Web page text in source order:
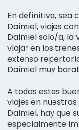
En definitiva, sea
Daimiel, viajes
Daimiel solo/a, la
viajar en los
extenso
Daimiel muy
A todas estas
viajes en
Daimiel, hay que
especialmente